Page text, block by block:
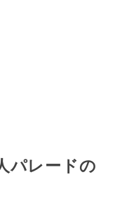
パレードの